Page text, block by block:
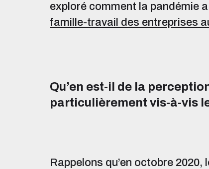
exploré comment la pandémie
famille-travail des entreprises
Qu’en est-il de la
particulièrement vis-à-vis
Rappelons qu’en octobre